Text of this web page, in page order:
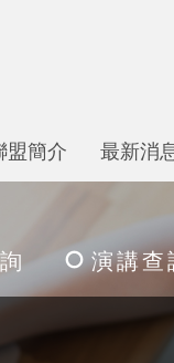
盟簡介 最新消
演講查